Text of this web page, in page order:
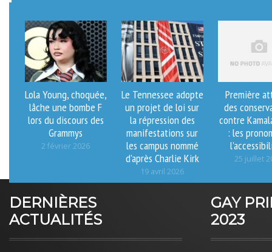
Lola Young, choquée,
lâche une bombe F
lors du discours des
Grammys
2 février 2026
Le Tennessee adopte
un projet de loi sur
la répression des
manifestations sur
les campus nommé
d'après Charlie Kirk
19 avril 2026
Première
des
contre
: les
25 juillet
DERNIÈRES
ACTUALITÉS
GAY
2023